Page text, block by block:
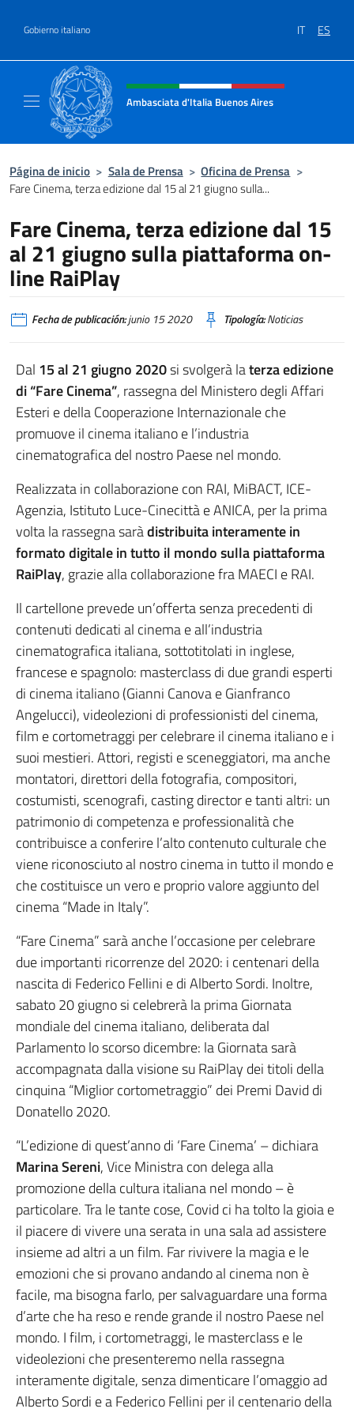
Gobierno italiano IT ES
Encabezado del sitio web,
Ambasciata d'Italia Buenos Aires
Página de inicio > Sala de Prensa > Oficina de Prensa >
Fare Cinema, terza edizione dal 15 al 21 giugno sulla...
Fare Cinema, terza edizione dal 15
al 21 giugno sulla piattaforma on-
line RaiPlay
Fecha de publicación:junio 15 2020 Tipología:Noticias
Dal 15 al 21 giugno 2020si svolgerà laterza edizione
di “Fare Cinema”, rassegna del Ministero degli Affari
Esteri e della Cooperazione Internazionale che
promuove il cinema italiano e l’industria
cinematografica del nostro Paese nel mondo.
Realizzata in collaborazione con RAI, MiBACT, ICE-
Agenzia, Istituto Luce-Cinecittà e ANICA, per la prima
volta la rassegna saràdistribuita interamente in
formato digitale in tutto il mondo sulla piattaforma
RaiPlay, grazie alla collaborazione fra MAECI e RAI.
Il cartellone prevede un’offerta senza precedenti di
contenuti dedicati al cinema e all’industria
cinematografica italiana, sottotitolati in inglese,
francese e spagnolo: masterclass di due grandi esperti
di cinema italiano (Gianni Canova e Gianfranco
Angelucci), videolezioni di professionisti del cinema,
film e cortometraggi per celebrare il cinema italiano e i
suoi mestieri. Attori, registi e sceneggiatori, ma anche
montatori, direttori della fotografia, compositori,
costumisti, scenografi, casting director e tanti altri: un
patrimonio di competenza e professionalità che
contribuisce a conferire l’alto contenuto culturale che
viene riconosciuto al nostro cinema in tutto il mondo e
che costituisce un vero e proprio valore aggiunto del
cinema “Made in Italy”.
“Fare Cinema” sarà anche l’occasione per celebrare
due importanti ricorrenze del 2020: i centenari della
nascita di Federico Fellini e di Alberto Sordi. Inoltre,
sabato 20 giugno si celebrerà la prima Giornata
mondiale del cinema italiano, deliberata dal
Parlamento lo scorso dicembre: la Giornata sarà
accompagnata dalla visione su RaiPlay dei titoli della
cinquina “Miglior cortometraggio” dei Premi David di
Donatello 2020.
“L’edizione di quest’anno di ‘Fare Cinema’ – dichiara
Marina Sereni, Vice Ministra con delega alla
promozione della cultura italiana nel mondo – è
particolare. Tra le tante cose, Covid ci ha tolto la gioia e
il piacere di vivere una serata in una sala ad assistere
insieme ad altri a un film. Far rivivere la magia e le
emozioni che si provano andando al cinema non è
facile, ma bisogna farlo, per salvaguardare una forma
d’arte che ha reso e rende grande il nostro Paese nel
mondo. I film, i cortometraggi, le masterclass e le
videolezioni che presenteremo nella rassegna
interamente digitale, senza dimenticare l’omaggio ad
Alberto Sordi e a Federico Fellini per il centenario della